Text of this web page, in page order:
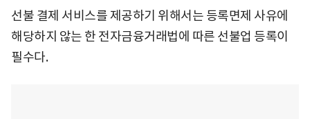
선불 결제 서비스를 제공하기 위해서는 등록면제 사유에
해당하지 않는 한 전자금융거래법에 따른 선불업 등록이
필수다.